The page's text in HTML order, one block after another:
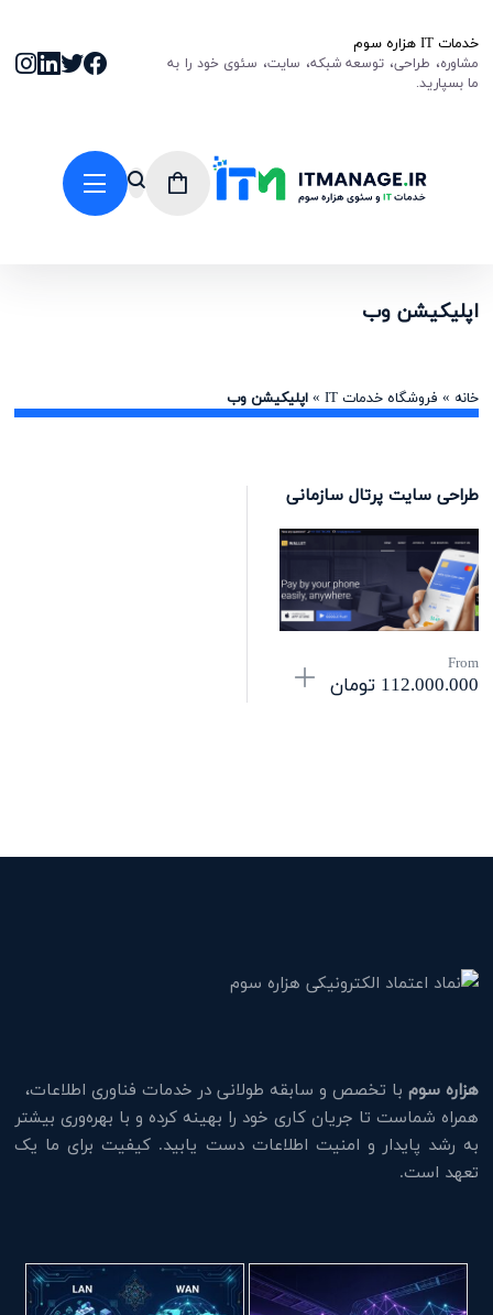
خدمات IT هزاره سوم
مشاوره، طراحی، توسعه شبکه، سایت، سئوی خود را به
ما بسپارید.
اپلیکیشن وب
خانه » فروشگاه خدمات IT »اپلیکیشن وب
طراحی سایت پرتال سازمانی
From
112.000.000 تومان
هزاره سوم با تخصص و سابقه طولانی در خدمات فناوری اطلاعات،
همراه شماست تا جریان کاری خود را بهینه کرده و با بهره‌وری بیشتر
به رشد پایدار و امنیت اطلاعات دست یابید. کیفیت برای ما یک
تعهد است.